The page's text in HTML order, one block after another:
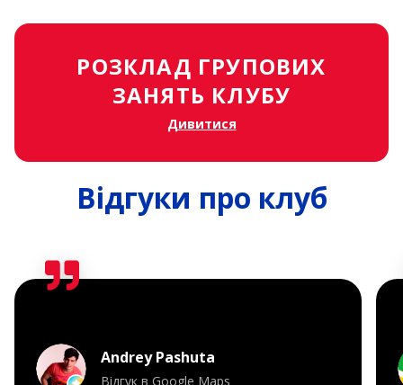
РОЗКЛАД ГРУПОВИХ
ЗАНЯТЬ КЛУБУ
Дивитися
Відгуки про клуб
Andrey Pashuta
Відгук в Google Maps